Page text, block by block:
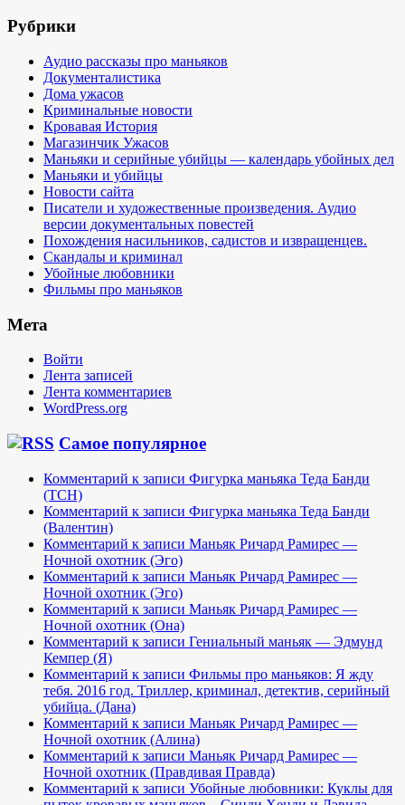
Рубрики
Аудио рассказы про маньяков
Документалистика
Дома ужасов
Криминальные новости
Кровавая История
Магазинчик Ужасов
Маньяки и серийные убийцы — календарь убойных дел
Маньяки и убийцы
Новости сайта
Писатели и художественные произведения. Аудио
версии документальных повестей
Похождения насильников, садистов и извращенцев.
Скандалы и криминал
Убойные любовники
Фильмы про маньяков
Мета
Войти
Лента записей
Лента комментариев
WordPress.org
Самое популярное
Комментарий к записи Фигурка маньяка Теда Банди
(TCH)
Комментарий к записи Фигурка маньяка Теда Банди
(Валентин)
Комментарий к записи Маньяк Ричард Рамирес —
Ночной охотник (Эго)
Комментарий к записи Маньяк Ричард Рамирес —
Ночной охотник (Эго)
Комментарий к записи Маньяк Ричард Рамирес —
Ночной охотник (Она)
Комментарий к записи Гениальный маньяк — Эдмунд
Кемпер (Я)
Комментарий к записи Фильмы про маньяков: Я жду
тебя. 2016 год. Триллер, криминал, детектив, серийный
убийца. (Дана)
Комментарий к записи Маньяк Ричард Рамирес —
Ночной охотник (Алина)
Комментарий к записи Маньяк Ричард Рамирес —
Ночной охотник (Правдивая Правда)
Комментарий к записи Убойные любовники: Куклы для